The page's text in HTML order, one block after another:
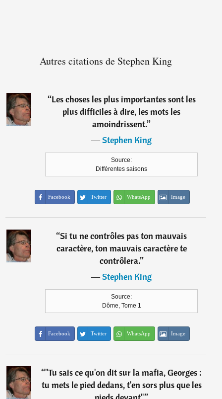
Autres citations de Stephen King
“Les choses les plus importantes sont les
plus difficiles à dire, les mots les
amoindrissent.”
―Stephen King
Source:
Différentes saisons
Facebook Twitter WhatsApp Image
“Si tu ne contrôles pas ton mauvais
caractère, ton mauvais caractère te
contrôlera.”
―Stephen King
Source:
Dôme, Tome 1
Facebook Twitter WhatsApp Image
“"Tu sais ce qu'on dit sur la mafia, Georges :
tu mets le pied dedans, t'en sors plus que les